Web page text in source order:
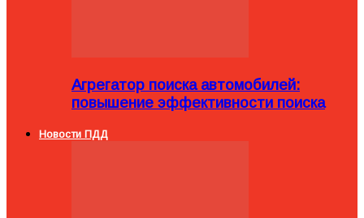
Агрегатор поиска автомобилей:
повышение эффективности поиска
Новости ПДД